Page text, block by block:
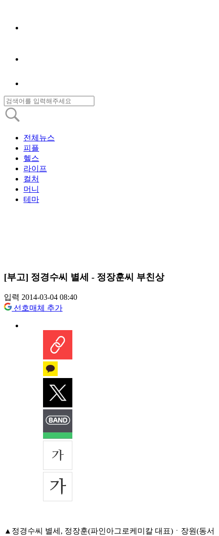
전체뉴스
피플
헬스
라이프
컬처
머니
테마
[부고] 정경수씨 별세 - 정장훈씨 부친상
입력 2014-03-04 08:40
선호매체 추가
▲정경수씨 별세, 정장훈(파인아그로케미칼 대표)ㆍ장원(동서